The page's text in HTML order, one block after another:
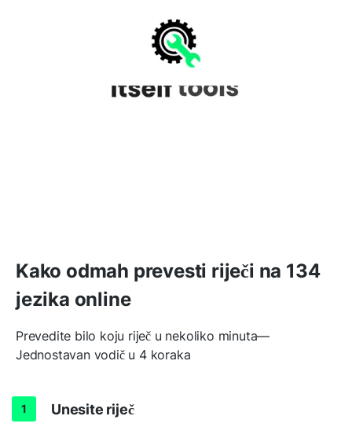
Kako odmah prevesti riječi na 134
jezika online
Prevedite bilo koju riječ u nekoliko minuta—
Jednostavan vodič u 4 koraka
Unesite riječ